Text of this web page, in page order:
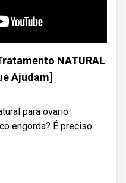
NATURAL
Ajudam]
para ovario
engorda? É preciso